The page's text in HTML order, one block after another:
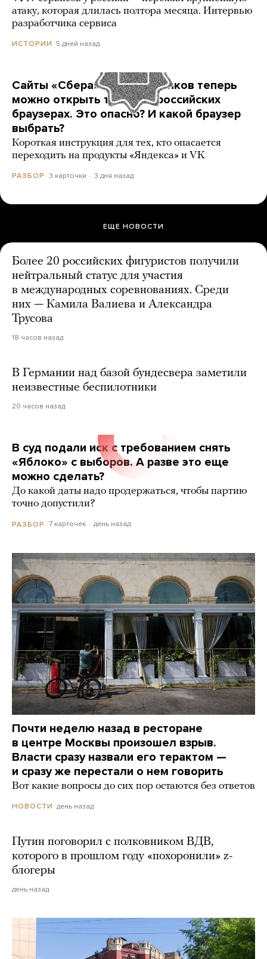
атаку, которая длилась полтора месяца. Интервью
разработчика сервиса
ИСТОРИИ 5 дней назад
Сайты «Сбера» и других банков теперь
можно открыть только в российских
браузерах. Это опасно? И какой браузер
выбрать?
Короткая инструкция для тех, кто опасается
переходить на продукты «Яндекса» и VK
РАЗБОР 3 карточки 3 дня назад
ЕЩЕ НОВОСТИ
Более 20 российских фигуристов получили
нейтральный статус для участия
в международных соревнованиях. Среди
них — Камила Валиева и Александра
Трусова
18 часов назад
В Германии над базой бундесвера заметили
неизвестные беспилотники
20 часов назад
В суд подали иск с требованием снять
«Яблоко» с выборов. А разве это еще
можно сделать?
До какой даты надо продержаться, чтобы партию
точно допустили?
РАЗБОР 7 карточек день назад
Почти неделю назад в ресторане
в центре Москвы произошел взрыв.
Власти сразу назвали его терактом —
и сразу же перестали о нем говорить
Вот какие вопросы до сих пор остаются без ответов
НОВОСТИ день назад
Путин поговорил с полковником ВДВ,
которого в прошлом году «похоронили» z-
блогеры
день назад